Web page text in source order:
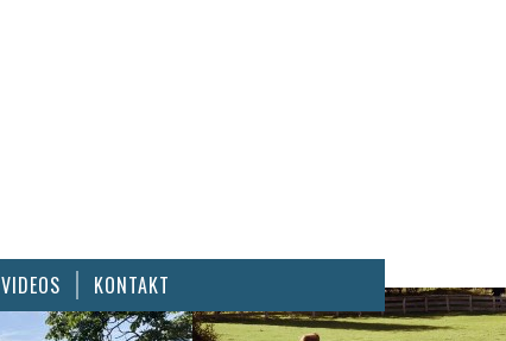
VIDEOS KONTAKT